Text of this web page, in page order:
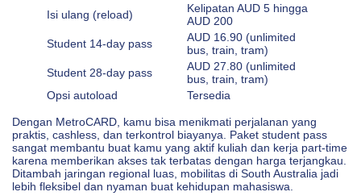
Isi ulang (reload)
Kelipatan AUD 5 hingga
AUD 200
Student 14-day pass
AUD 16.90 (unlimited
bus, train, tram)
Student 28-day pass
AUD 27.80 (unlimited
bus, train, tram)
Opsi autoload
Tersedia
Dengan MetroCARD, kamu bisa menikmati perjalanan yang
praktis, cashless, dan terkontrol biayanya. Paket student pass
sangat membantu buat kamu yang aktif kuliah dan kerja part-time
karena memberikan akses tak terbatas dengan harga terjangkau.
Ditambah jaringan regional luas, mobilitas di South Australia jadi
lebih fleksibel dan nyaman buat kehidupan mahasiswa.